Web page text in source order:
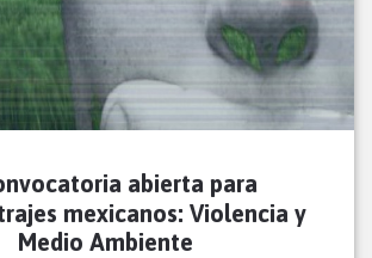
abierta para
mexicanos: Violencia y
Medio Ambiente